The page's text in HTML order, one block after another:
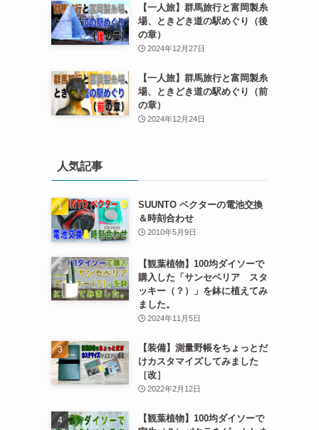
【一人旅】群馬旅行と富岡製糸
場、ときどき道の駅めぐり（後
の章）
2024年12月27日
【一人旅】群馬旅行と富岡製糸
場、ときどき道の駅めぐり（前
の章）
2024年12月24日
人気記事
SUUNTO ベクターの電池交換
＆時刻合わせ
2010年5月9日
【観葉植物】100均ダイソーで
購入した「サンセベリア スタ
ッキー（？）」を鉢に植えてみ
ました。
2024年11月5日
【装備】測量野帳をちょっとだ
けカスタマイズしてみました
［改］
2022年2月12日
【観葉植物】100均ダイソーで